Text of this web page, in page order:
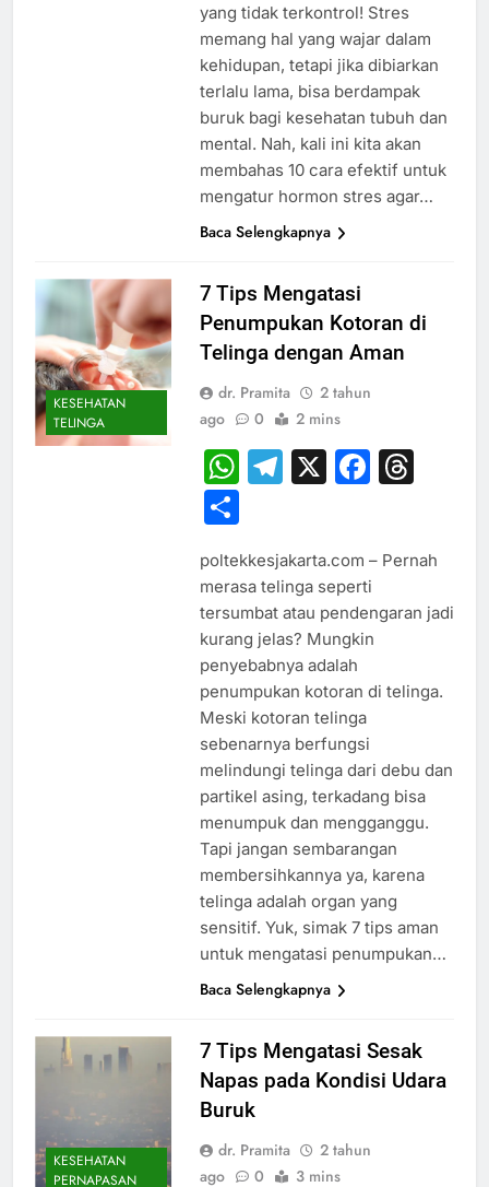
yang tidak terkontrol! Stres
memang hal yang wajar dalam
kehidupan, tetapi jika dibiarkan
terlalu lama, bisa berdampak
buruk bagi kesehatan tubuh dan
mental. Nah, kali ini kita akan
membahas 10 cara efektif untuk
mengatur hormon stres agar…
Baca Selengkapnya
KESEHATAN
TELINGA
7 Tips Mengatasi
Penumpukan Kotoran di
Telinga dengan Aman
dr. Pramita
2 tahun
ago
0 2 mins
WhatsApp
Telegram
X
Share
poltekkesjakarta.com – Pernah
merasa telinga seperti
tersumbat atau pendengaran jadi
kurang jelas? Mungkin
penyebabnya adalah
penumpukan kotoran di telinga.
Meski kotoran telinga
sebenarnya berfungsi
melindungi telinga dari debu dan
partikel asing, terkadang bisa
menumpuk dan mengganggu.
Tapi jangan sembarangan
membersihkannya ya, karena
telinga adalah organ yang
sensitif. Yuk, simak 7 tips aman
untuk mengatasi penumpukan…
Baca Selengkapnya
KESEHATAN
PERNAPASAN
7 Tips Mengatasi Sesak
Napas pada Kondisi Udara
Buruk
dr. Pramita
2 tahun
ago
0 3 mins